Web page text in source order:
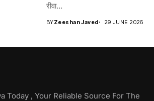
रीवा...
BYZeeshan Javed 29 JUNE 2026
Today , Your Reliable Source For The